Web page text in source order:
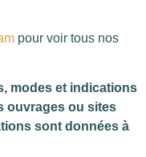
pour voir tous nos
modes et indications
ouvrages ou sites
sont données à